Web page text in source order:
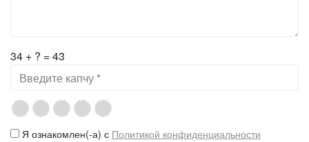
34 + ? = 43
Я ознакомлен(-а) с Политикой конфиденциальности